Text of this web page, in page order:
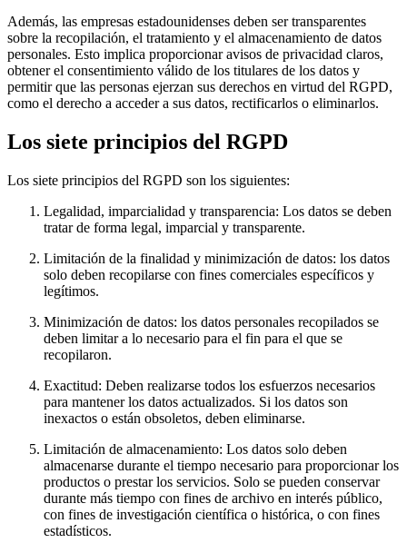
Además, las empresas estadounidenses deben ser transparentes
sobre la recopilación, el tratamiento y el almacenamiento de datos
personales. Esto implica proporcionar avisos de privacidad claros,
obtener el consentimiento válido de los titulares de los datos y
permitir que las personas ejerzan sus derechos en virtud del RGPD,
como el derecho a acceder a sus datos, rectificarlos o eliminarlos.
Los siete principios del RGPD
Los siete principios del RGPD son los siguientes:
Legalidad, imparcialidad y transparencia: Los datos se deben
tratar de forma legal, imparcial y transparente.
Limitación de la finalidad y minimización de datos: los datos
solo deben recopilarse con fines comerciales específicos y
legítimos.
Minimización de datos: los datos personales recopilados se
deben limitar a lo necesario para el fin para el que se
recopilaron.
Exactitud: Deben realizarse todos los esfuerzos necesarios
para mantener los datos actualizados. Si los datos son
inexactos o están obsoletos, deben eliminarse.
Limitación de almacenamiento: Los datos solo deben
almacenarse durante el tiempo necesario para proporcionar los
productos o prestar los servicios. Solo se pueden conservar
durante más tiempo con fines de archivo en interés público,
con fines de investigación científica o histórica, o con fines
estadísticos.